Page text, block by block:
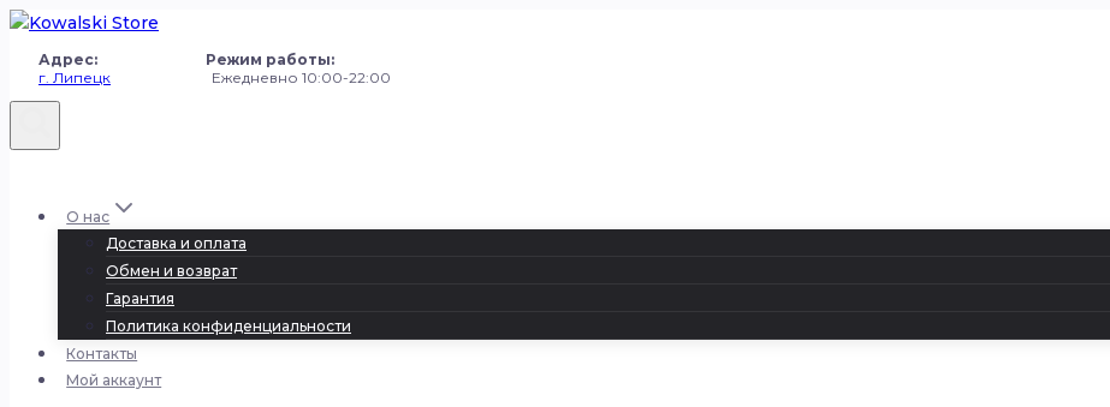
Перейти
содержанию
Адрес: Режим работы:
г. Липецк Ежедневно 10:00-22:00
О нас
Доставка и оплата
Обмен и возврат
Гарантия
Политика конфиденциальности
Контакты
Мой аккаунт